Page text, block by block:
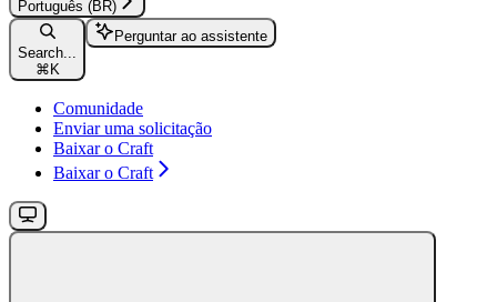
Português (BR)
Search...
⌘ K
Perguntar ao assistente
Comunidade
Enviar uma solicitação
Baixar o Craft
Baixar o Craft